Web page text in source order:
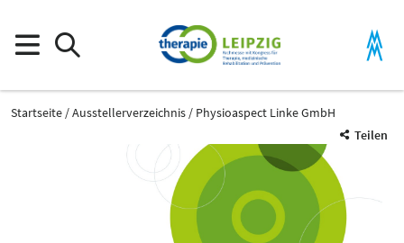
Startseite Ausstellerverzeichnis
Physioaspect Linke GmbH
Teilen